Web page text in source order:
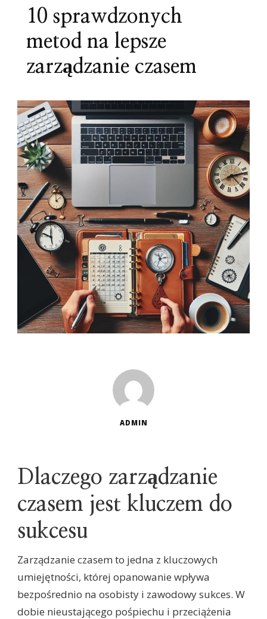
10 sprawdzonych
metod na lepsze
zarządzanie czasem
ADMIN
Dlaczego zarządzanie
czasem jest kluczem do
sukcesu
Zarządzanie czasem to jedna z kluczowych
umiejętności, której opanowanie wpływa
bezpośrednio na osobisty i zawodowy sukces. W
dobie nieustającego pośpiechu i przeciążenia